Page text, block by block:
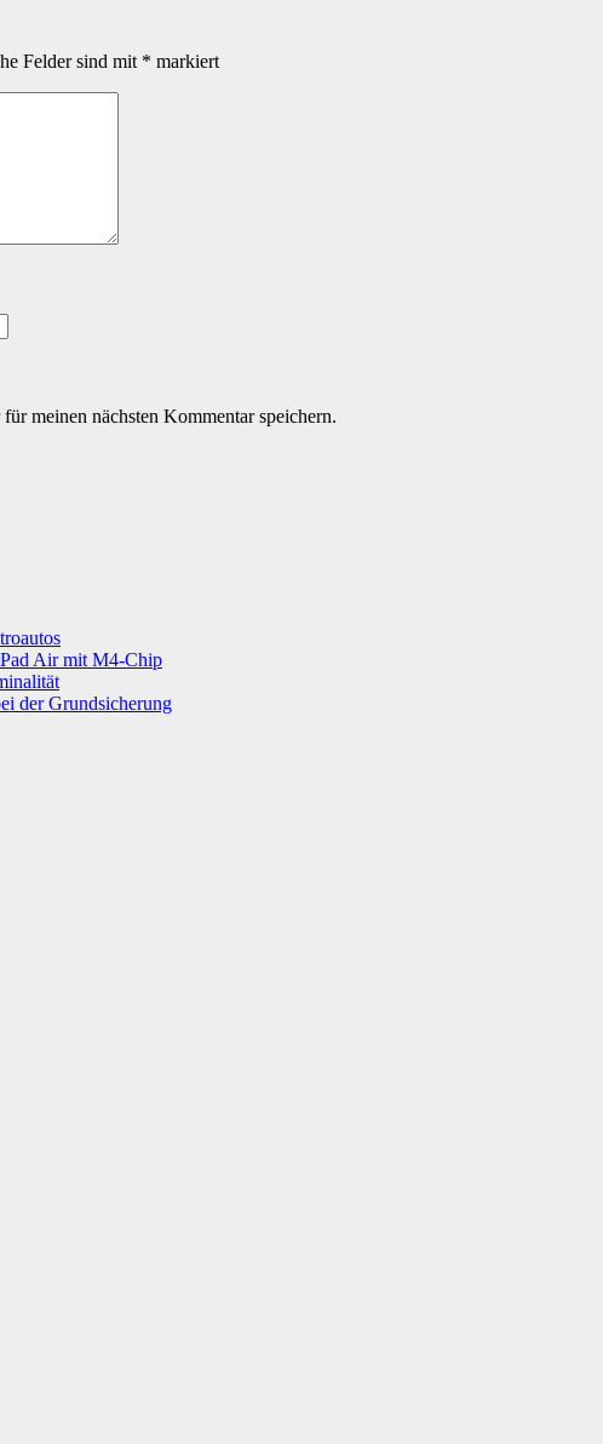
Felder sind mit * markiert
meinen nächsten Kommentar speichern.
Air mit M4-Chip
der Grundsicherung